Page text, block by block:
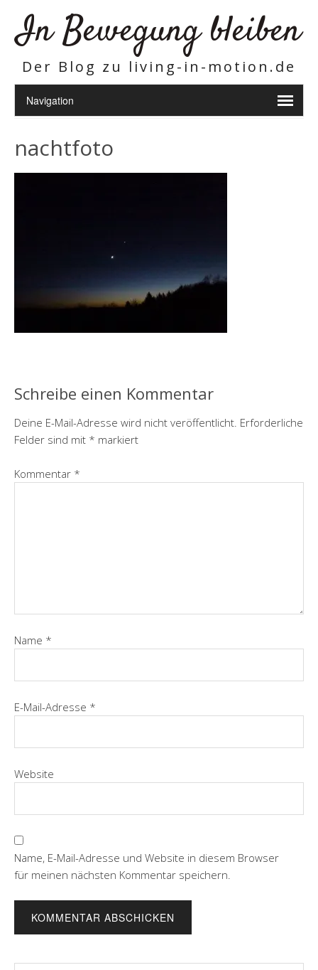
In Bewegung bleiben
Der Blog zu living-in-motion.de
nachtfoto
Schreibe einen Kommentar
Deine E-Mail-Adresse wird nicht veröffentlicht. Erforderliche
Felder sind mit * markiert
Kommentar *
Name *
E-Mail-Adresse *
Website
Name, E-Mail-Adresse und Website in diesem Browser
für meinen nächsten Kommentar speichern.